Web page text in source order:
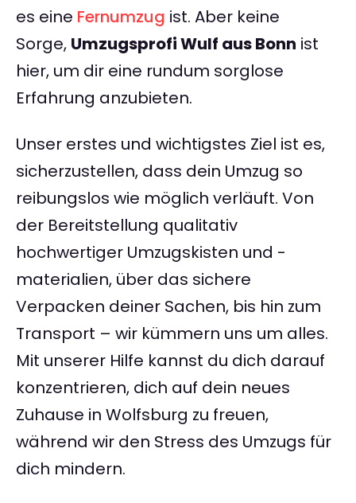
es eine Fernumzug ist. Aber keine
Sorge, Umzugsprofi Wulf aus Bonn ist
hier, um dir eine rundum sorglose
Erfahrung anzubieten.
Unser erstes und wichtigstes Ziel ist es,
sicherzustellen, dass dein Umzug so
reibungslos wie möglich verläuft. Von
der Bereitstellung qualitativ
hochwertiger Umzugskisten und -
materialien, über das sichere
Verpacken deiner Sachen, bis hin zum
Transport – wir kümmern uns um alles.
Mit unserer Hilfe kannst du dich darauf
konzentrieren, dich auf dein neues
Zuhause in Wolfsburg zu freuen,
während wir den Stress des Umzugs für
dich mindern.